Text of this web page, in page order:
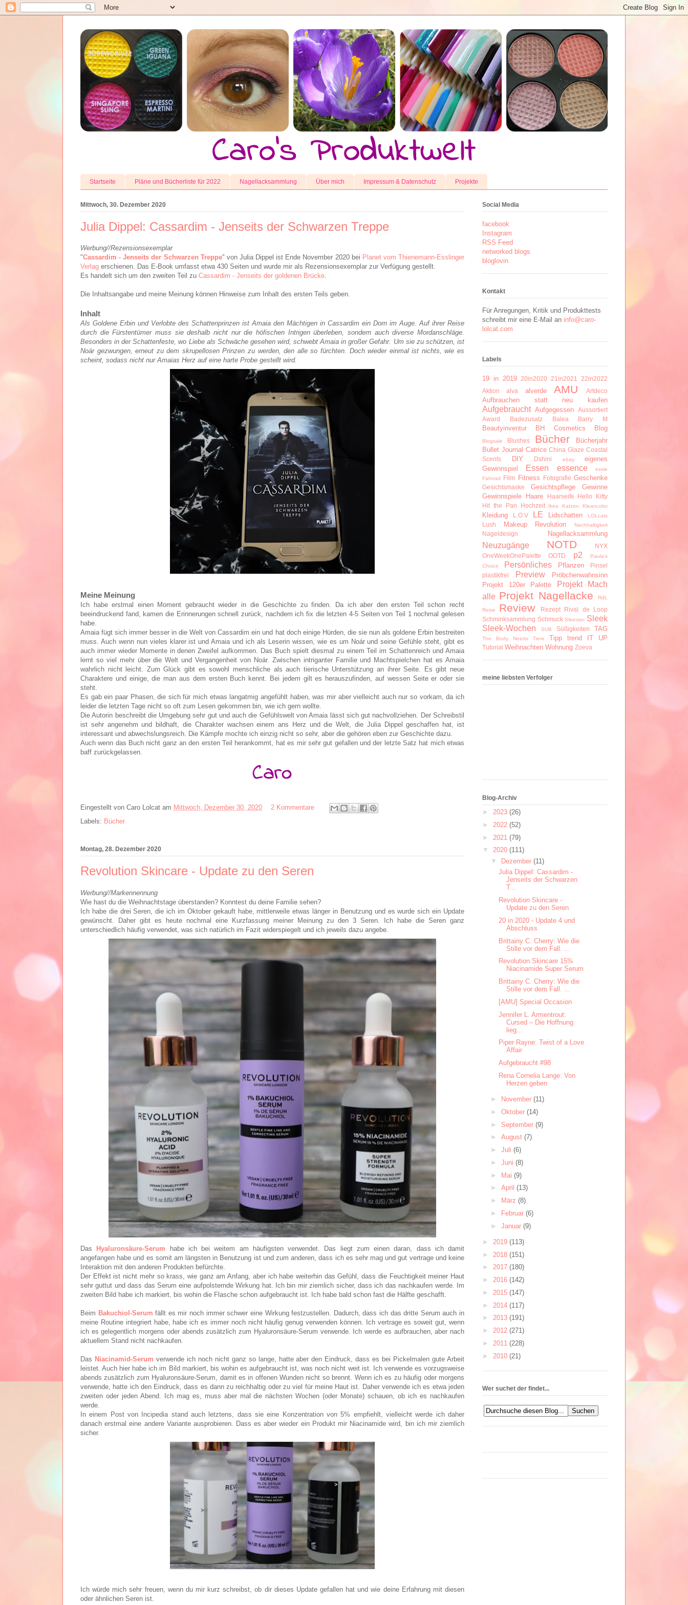
Startseite Pläne und Bücherliste für 2022 Nagellacksammlung Über mich Impressum & Datenschutz Projekte
Mittwoch, 30. Dezember 2020
Julia Dippel: Cassardim - Jenseits der Schwarzen Treppe
Werbung//Rezensionsexemplar
"Cassardim - Jenseits der Schwarzen Treppe" von Julia Dippel ist Ende November 2020 bei Planet vom Thienemann-Esslinger
Verlag erschienen. Das E-Book umfasst etwa 430 Seiten und wurde mir als Rezensionsexemplar zur Verfügung gestellt.
Es handelt sich um den zweiten Teil zu Cassardim - Jenseits der goldenen Brücke.
Die Inhaltsangabe und meine Meinung können Hinweise zum Inhalt des ersten Teils geben.
Inhalt
Als Goldene Erbin und Verlobte des Schattenprinzen ist Amaia den Mächtigen in Cassardim ein Dorn im Auge. Auf ihrer Reise
durch die Fürstentümer muss sie deshalb nicht nur die höfischen Intrigen überleben, sondern auch diverse Mordanschläge.
Besonders in der Schattenfeste, wo Liebe als Schwäche gesehen wird, schwebt Amaia in großer Gefahr. Um sie zu schützen, ist
Noár gezwungen, erneut zu dem skrupellosen Prinzen zu werden, den alle so fürchten. Doch wieder einmal ist nichts, wie es
scheint, sodass nicht nur Amaias Herz auf eine harte Probe gestellt wird.
Meine Meinung
Ich habe erstmal einen Moment gebraucht wieder in die Geschichte zu finden. Da ich aber den ersten Teil schon recht
beeindruckend fand, kamen die Erinnerungen schnell zurück, nachdem ich fix die letzten 4-5 Seiten von Teil 1 nochmal gelesen
habe.
Amaia fügt sich immer besser in die Welt von Cassardim ein und hat doch einige Hürden, die sie nun als goldene Erbin bestreiten
muss. Auch wenn nun vieles klarer ist und Amaia und ich als Leserin wissen, wie es um Noár und seine Gefühle steht, gibt es
auch immer wieder Momente in denen Zweifel aufkommen. Das Buch spielt diesmal zu einem Teil im Schattenreich und Amaia
lernt so viel mehr über die Welt und Vergangenheit von Noár. Zwischen intriganter Familie und Machtspielchen hat es Amaia
wahrlich nicht leicht. Zum Glück gibt es sowohl menschliche als auch tierische Unterstützung an ihrer Seite. Es gibt neue
Charaktere und einige, die man aus dem ersten Buch kennt. Bei jedem gilt es herauszufinden, auf wessen Seite er oder sie
steht.
Es gab ein paar Phasen, die sich für mich etwas langatmig angefühlt haben, was mir aber vielleicht auch nur so vorkam, da ich
leider die letzten Tage nicht so oft zum Lesen gekommen bin, wie ich gern wollte.
Die Autorin beschreibt die Umgebung sehr gut und auch die Gefühlswelt von Amaia lässt sich gut nachvollziehen. Der Schreibstil
ist sehr angenehm und bildhaft, die Charakter wachsen einem ans Herz und die Welt, die Julia Dippel geschaffen hat, ist
interessant und abwechslungsreich. Die Kämpfe mochte ich einzig nicht so sehr, aber die gehören eben zur Geschichte dazu.
Auch wenn das Buch nicht ganz an den ersten Teil herankommt, hat es mir sehr gut gefallen und der letzte Satz hat mich etwas
baff zurückgelassen.
Eingestellt von Caro Lolcat am Mittwoch, Dezember 30, 2020
2 Kommentare
Labels: Bücher
Montag, 28. Dezember 2020
Revolution Skincare - Update zu den Seren
Werbung//Markennennung
Wie hast du die Weihnachtstage überstanden? Konntest du deine Familie sehen?
Ich habe die drei Seren, die ich im Oktober gekauft habe, mittlerweile etwas länger in Benutzung und es wurde sich ein Update
gewünscht. Daher gibt es heute nochmal eine Kurzfassung meiner Meinung zu den 3 Seren. Ich habe die Seren ganz
unterschiedlich häufig verwendet, was sich natürlich im Fazit widerspiegelt und ich jeweils dazu angebe.
Das Hyaluronsäure-Serum habe ich bei weitem am häufigsten verwendet. Das liegt zum einen daran, dass ich damit
angefangen habe und es somit am längsten in Benutzung ist und zum anderen, dass ich es sehr mag und gut vertrage und keine
Interaktion mit den anderen Produkten befürchte.
Der Effekt ist nicht mehr so krass, wie ganz am Anfang, aber ich habe weiterhin das Gefühl, dass die Feuchtigkeit meiner Haut
sehr guttut und dass das Serum eine aufpolsternde Wirkung hat. Ich bin mir ziemlich sicher, dass ich das nachkaufen werde. Im
zweiten Bild habe ich markiert, bis wohin die Flasche schon aufgebraucht ist. Ich habe bald schon fast die Hälfte geschafft.
Beim Bakuchiol-Serum fällt es mir noch immer schwer eine Wirkung festzustellen. Dadurch, dass ich das dritte Serum auch in
meine Routine integriert habe, habe ich es immer noch nicht häufig genug verwenden können. Ich vertrage es soweit gut, wenn
ich es gelegentlich morgens oder abends zusätzlich zum Hyaluronsäure-Serum verwende. Ich werde es aufbrauchen, aber nach
aktuellem Stand nicht nachkaufen.
Das Niacinamid-Serum verwende ich noch nicht ganz so lange, hatte aber den Eindruck, dass es bei Pickelmalen gute Arbeit
leistet. Auch hier habe ich im Bild markiert, bis wohin es aufgebraucht ist, was noch nicht weit ist. Ich verwende es vorzugsweise
abends zusätzlich zum Hyaluronsäure-Serum, damit es in offenen Wunden nicht so brennt. Wenn ich es zu häufig oder morgens
verwende, hatte ich den Eindruck, dass es dann zu reichhaltig oder zu viel für meine Haut ist. Daher verwende ich es etwa jeden
zweiten oder jeden Abend. Ich mag es, muss aber mal die nächsten Wochen (oder Monate) schauen, ob ich es nachkaufen
werde.
In einem Post von Incipedia stand auch letztens, dass sie eine Konzentration von 5% empfiehlt, vielleicht werde ich daher
danach erstmal eine andere Variante ausprobieren. Dass es aber wieder ein Produkt mir Niacinamide wird, bin ich mir ziemlich
sicher.
Ich würde mich sehr freuen, wenn du mir kurz schreibst, ob dir dieses Update gefallen hat und wie deine Erfahrung mit diesen
oder ähnlichen Seren ist.
Social Media
facebook
Instagram
RSS Feed
networked blogs
bloglovin
Kontakt
Für Anregungen, Kritik und Produkttests
schreibt mir eine E-Mail an info@caro-
lolcat.com
Labels
19 in 2019 20in2020 21in2021
22in2022
Aktion
alva alverde AMU Artdeco
Aufbrauchen statt neu kaufen
Aufgebraucht Aufgegessen
Aussortiert
Award
Badezusatz Balea Barry M
Beautyinventur BH Cosmetics Blog
Blogsale Blushes Bücher
Bücherjahr
Bullet Journal Catrice China Glaze Coastal
Scents
DIY Dshini ebay
eigenes
Gewinnspiel
Essen essence
essie
Fahrrad
Film Fitness Fotografie Geschenke
Gesichtsmaske Gesichtspflege
Gewinne
Gewinnspiele
Haare Haarseife
Hello Kitty
Hit the Pan
Hochzeit Ikea Katzen Kleancolor
Kleidung L.O.V LE Lidschatten LOLcats
Lush Makeup Revolution Nachhaltigkeit
Nageldesign Nagellacksammlung
Neuzugänge NOTD
NYX
OneWeekOnePalette
OOTD p2
Paula's
Choice
Persönliches Pflanzen
Pinsel
plastikfrei
Preview
Pröbchenwahnsinn
Projekt 120er Palette
Projekt Mach
alle Projekt Nagellacke RdL
Reise Review Rezept
Rival de Loop
Schminksammlung Schmuck Silvester Sleek
Sleek-Wochen
SUB Süßigkeiten TAG
The Body Needs Tiere Tipp trend IT UP
Tutorial Weihnachten Wohnung Zoeva
meine liebsten Verfolger
Blog-Archiv
► 2023 (26)
► 2022 (52)
► 2021 (79)
▼ 2020 (111)
▼
Dezember (11)
Julia Dippel: Cassardim -
Jenseits der Schwarzen
T...
Revolution Skincare -
Update zu den Seren
20 in 2020 - Update 4 und
Abschluss
Brittainy C. Cherry: Wie die
Stille vor dem Fall. ...
Revolution Skincare 15%
Niacinamide Super Serum
Brittainy C. Cherry: Wie die
Stille vor dem Fall. ...
[AMU] Special Occasion
Jennifer L. Armentrout:
Cursed – Die Hoffnung
lieg...
Piper Rayne: Twist of a Love
Affair
Aufgebraucht #98
Rena Cornelia Lange: Von
Herzen geben
► November (11)
► Oktober (14)
► September (9)
► August (7)
► Juli (6)
► Juni (8)
► Mai (9)
► April (13)
►
März (8)
►
Februar (6)
► Januar (9)
► 2019 (113)
► 2018 (151)
► 2017 (180)
► 2016 (142)
► 2015 (147)
► 2014 (117)
► 2013 (191)
► 2012 (271)
► 2011 (228)
► 2010 (21)
Wer suchet der findet...